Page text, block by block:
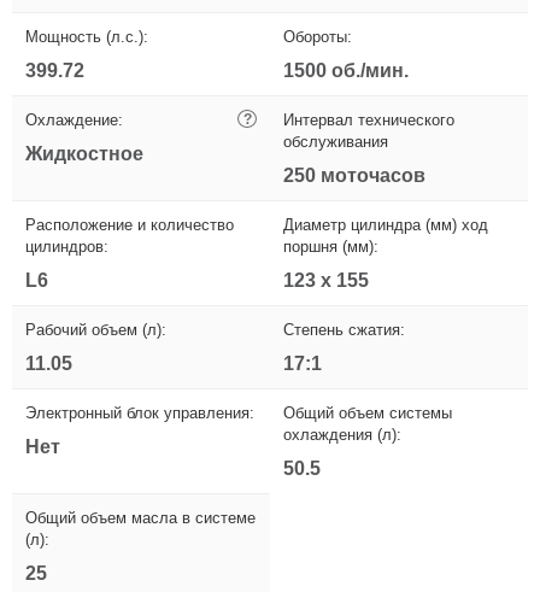
Мощность (л.с.):
399.72
Обороты:
1500 об./мин.
Охлаждение: ?
Жидкостное
Интервал технического
обслуживания
250 моточасов
Расположение и количество
цилиндров:
L6
Диаметр цилиндра (мм) ход
поршня (мм):
123 x 155
Рабочий объем (л):
11.05
Степень сжатия:
17:1
Электронный блок управления:
Нет
Общий объем системы
охлаждения (л):
50.5
Общий объем масла в системе
(л):
25